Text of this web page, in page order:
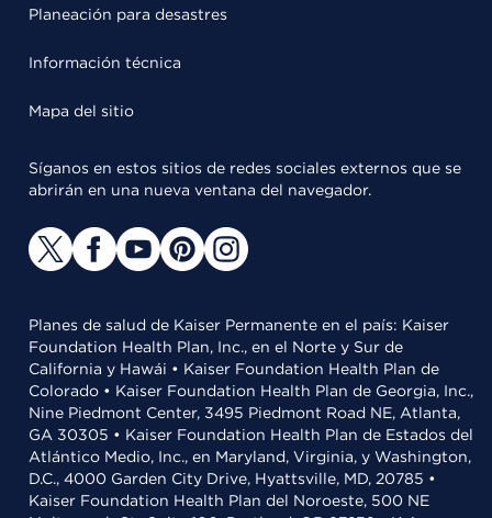
Planeación para desastres
Información técnica
Mapa del sitio
Síganos en estos sitios de redes sociales externos que se
abrirán en una nueva ventana del navegador.
Planes de salud de Kaiser Permanente en el país: Kaiser
Foundation Health Plan, Inc., en el Norte y Sur de
California y Hawái • Kaiser Foundation Health Plan de
Colorado • Kaiser Foundation Health Plan de Georgia, Inc.,
Nine Piedmont Center, 3495 Piedmont Road NE, Atlanta,
GA 30305 • Kaiser Foundation Health Plan de Estados del
Atlántico Medio, Inc., en Maryland, Virginia, y Washington,
D.C., 4000 Garden City Drive, Hyattsville, MD, 20785 •
Kaiser Foundation Health Plan del Noroeste, 500 NE